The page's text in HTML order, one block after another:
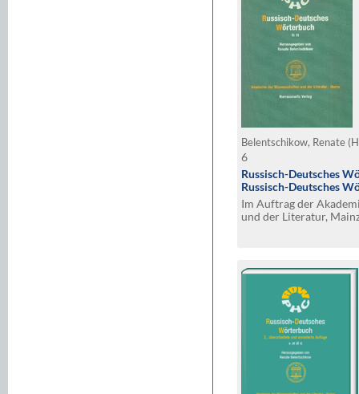
Belentschikow, Renate
6
Russisch-Deutsches
Russisch-Deutsches
Im Auftrag der
und der Literatur,